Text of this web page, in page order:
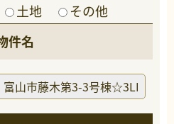
土地
その他
件名